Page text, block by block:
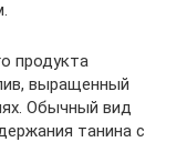
продукта
выращенный
Обычный вид
танина с